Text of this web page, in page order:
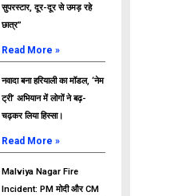
सुपरस्टार, दूर-दूर से उमड़ रहे
छात्र”
Read More »
नवादा बना हरियाली का मॉडल, ‘नेम
ट्री’ अभियान में लोगों ने बढ़-
चढ़कर लिया हिस्सा।
Read More »
Malviya Nagar Fire
Incident: PM मोदी और CM